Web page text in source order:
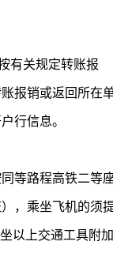
有关规定转账报
报销或返回所在
行信息。
等路程高铁二等
，乘坐飞机的须
以上交通工具附加